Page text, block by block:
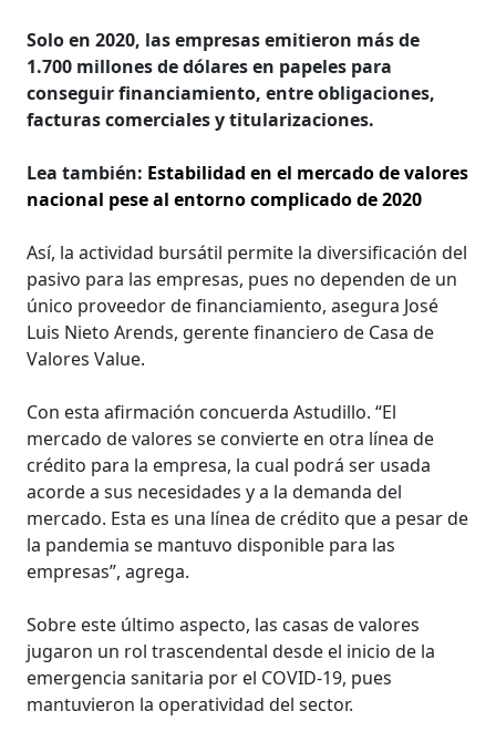
Solo en 2020, las empresas emitieron más de
1.700 millones de dólares en papeles para
conseguir financiamiento, entre obligaciones,
facturas comerciales y titularizaciones.
Lea también: Estabilidad en el mercado de valores
nacional pese al entorno complicado de 2020
Así, la actividad bursátil permite la diversificación del
pasivo para las empresas, pues no dependen de un
único proveedor de financiamiento, asegura José
Luis Nieto Arends, gerente financiero de Casa de
Valores Value.
Con esta afirmación concuerda Astudillo. “El
mercado de valores se convierte en otra línea de
crédito para la empresa, la cual podrá ser usada
acorde a sus necesidades y a la demanda del
mercado. Esta es una línea de crédito que a pesar de
la pandemia se mantuvo disponible para las
empresas”, agrega.
Sobre este último aspecto, las casas de valores
jugaron un rol trascendental desde el inicio de la
emergencia sanitaria por el COVID-19, pues
mantuvieron la operatividad del sector.